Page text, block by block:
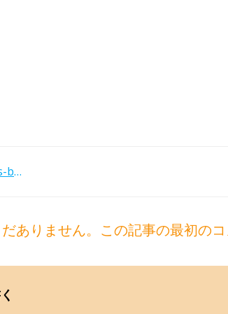
jansons-brso-20180111_1
ありません。この記事の最初の